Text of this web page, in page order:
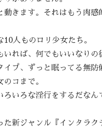
動きます。それはもう肉感
10人ものロリ少女たち。
いれば、何でもいいなりの
イプ、ずっと眠ってる無防
コまで。
ろいろな淫行をするだなん
た新ジャンル『インタラク